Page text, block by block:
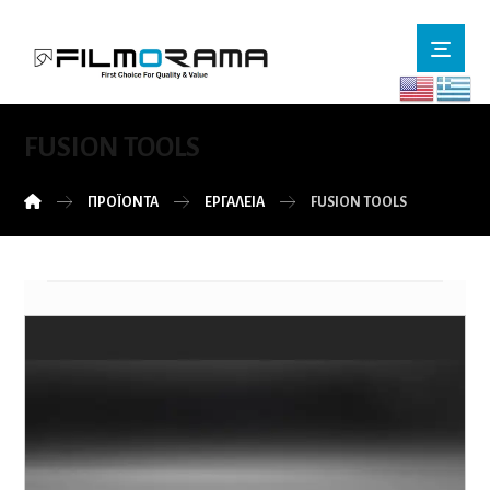
FUSION TOOLS
ΠΡΟΪΌΝΤΑ ΕΡΓΑΛΕΙΑ FUSION TOOLS